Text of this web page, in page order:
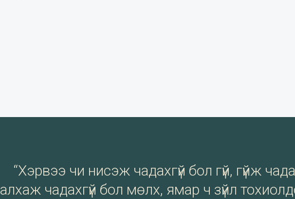
“Хэрвээ чи нисэж чадахгүй бол гүй, гүйж
алхаж чадахгүй бол мөлх, ямар ч зүйл